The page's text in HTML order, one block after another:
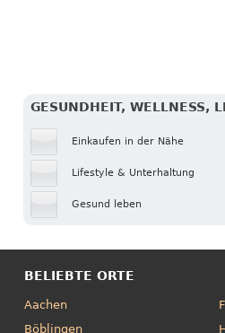
GESUNDHEIT, WELLNESS,
Einkaufen in der Nähe
Lifestyle & Unterhaltung
Gesund leben
BELIEBTE ORTE
Aachen
Böblingen